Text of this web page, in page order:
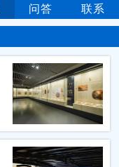
问答
联系